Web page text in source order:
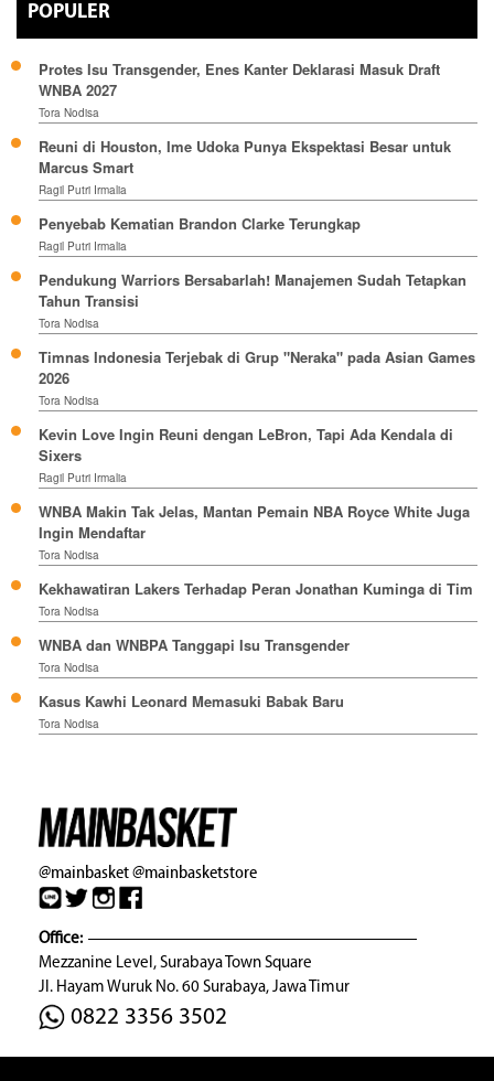
POPULER
Protes Isu Transgender, Enes Kanter Deklarasi Masuk Draft
WNBA 2027
Tora Nodisa
Reuni di Houston, Ime Udoka Punya Ekspektasi Besar untuk
Marcus Smart
Ragil Putri Irmalia
Penyebab Kematian Brandon Clarke Terungkap
Ragil Putri Irmalia
Pendukung Warriors Bersabarlah! Manajemen Sudah Tetapkan
Tahun Transisi
Tora Nodisa
Timnas Indonesia Terjebak di Grup "Neraka" pada Asian Games
2026
Tora Nodisa
Kevin Love Ingin Reuni dengan LeBron, Tapi Ada Kendala di
Sixers
Ragil Putri Irmalia
WNBA Makin Tak Jelas, Mantan Pemain NBA Royce White Juga
Ingin Mendaftar
Tora Nodisa
Kekhawatiran Lakers Terhadap Peran Jonathan Kuminga di Tim
Tora Nodisa
WNBA dan WNBPA Tanggapi Isu Transgender
Tora Nodisa
Kasus Kawhi Leonard Memasuki Babak Baru
Tora Nodisa
@mainbasket@mainbasketstore
Office:
Mezzanine Level, Surabaya Town Square
Jl. Hayam Wuruk No. 60 Surabaya, Jawa Timur
0822 3356 3502